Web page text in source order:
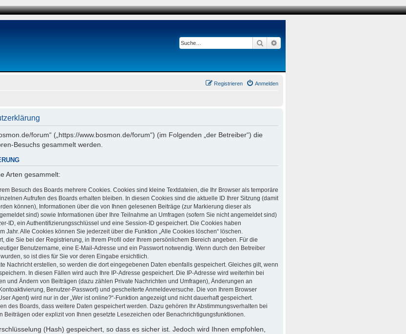
Suche
Anmelden
Registrieren
forum“ („https://www.bosmon.de/forum“) (im Folgenden „der Betreiber“) die
Besuchs gesammelt werden.
Arten gesammelt:
Besuch des Boards mehrere Cookies. Cookies sind kleine Textdateien, die Ihr Browser als temporäre
Aufrufen des Boards erhalten bleiben. In diesen Cookies sind die aktuelle ID Ihrer Sitzung (damit
können), Informationen über die von Ihnen gelesenen Beiträge (zur Markierung dieser als
sind) sowie Informationen über Ihre Teilnahme an Umfragen (sofern Sie nicht angemeldet sind)
ID, ein Authentifizierungsschlüssel und eine Session-ID gespeichert. Die Cookies haben
Jahr. Alle Cookies können Sie jederzeit über die Funktion „Alle Cookies löschen“ löschen.
die Sie bei der Registrierung, in Ihrem Profil oder Ihrem persönlichem Bereich angeben. Für die
Benutzername, eine E-Mail-Adresse und ein Passwort notwendig. Wenn durch den Betreiber
so ist dies für Sie vor deren Eingabe ersichtlich.
Nachricht erstellen, so werden die dort eingegebenen Daten ebenfalls gespeichert. Gleiches gilt, wenn
In diesen Fällen wird auch Ihre IP-Adresse gespeichert. Die IP-Adresse wird weiterhin bei
und Ändern von Beiträgen (dazu zählen Private Nachrichten und Umfragen), Änderungen an
Benutzer-Passwort) und gescheiterte Anmeldeversuche. Die von Ihrem Browser
Agent) wird nur in der „Wer ist online?“-Funktion angezeigt und nicht dauerhaft gespeichert.
des Boards, dass weitere Daten gespeichert werden. Dazu gehören Ihr Abstimmungsverhalten bei
Beiträgen oder explizit von Ihnen gesetzte Lesezeichen oder Benachrichtigungsfunktionen.
(Hash) gespeichert, so dass es sicher ist. Jedoch wird Ihnen empfohlen,